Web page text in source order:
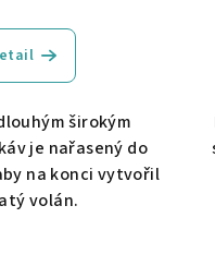
širokým
je nařasený do
na konci vytvořil
volán.